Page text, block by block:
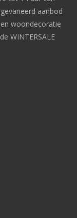
aanbod
woondecoratie
WINTERSALE